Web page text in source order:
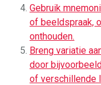
Gebruik
of beeldspraak,
onthouden.
Breng variatie
door
of verschillende